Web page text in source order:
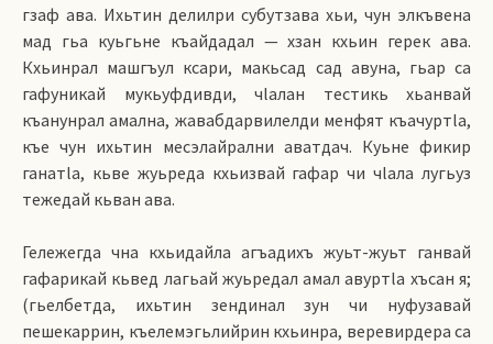
гзаф ава. Ихьтин делилри субутзава хьи, чун элкъвена
мад гьа куьгьне къайдадал — хзан кхьин герек ава.
Кхьинрал машгъул ксари, макьсад сад авуна, гьар са
гафуникай мукьуфдивди, чlалан тестикь хьанвай
къанунрал амална, жавабдарвилелди менфят къачуртlа,
къе чун ихьтин месэлайрални аватдач. Куьне фикир
ганатlа, кьве жуьреда кхьизвай гафар чи чlала лугьуз
тежедай кьван ава.
Гележегда чна кхьидайла агъадихъ жуьт-жуьт ганвай
гафарикай кьвед лагьай жуьредал амал авуртlа хъсан я;
(гьелбетда, ихьтин зендинал зун чи нуфузавай
пешекаррин, къелемэгьлийрин кхьинра, веревирдера са